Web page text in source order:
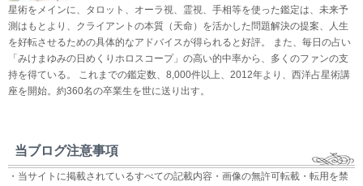
星術をメインに、タロット、オーラ視、霊視、手相等を使った鑑定は、未来予
測はもとより、クライアントの本質（天命）を活かした問題解決の提案、人生
を好転させるための具体的なアドバイスが得られると好評。 また、毎日の占い
「みけまゆみの日めくりホロスコープ」の高い的中率から、多くのファンの支
持を得ている。 これまでの鑑定数、8,000件以上、2012年より、西洋占星術講
座を開始。約360名の卒業生を世に送り出す。
当ブログ注意事項
・当サイトに掲載されているすべての記載内容・画像の無許可転載・転用を禁